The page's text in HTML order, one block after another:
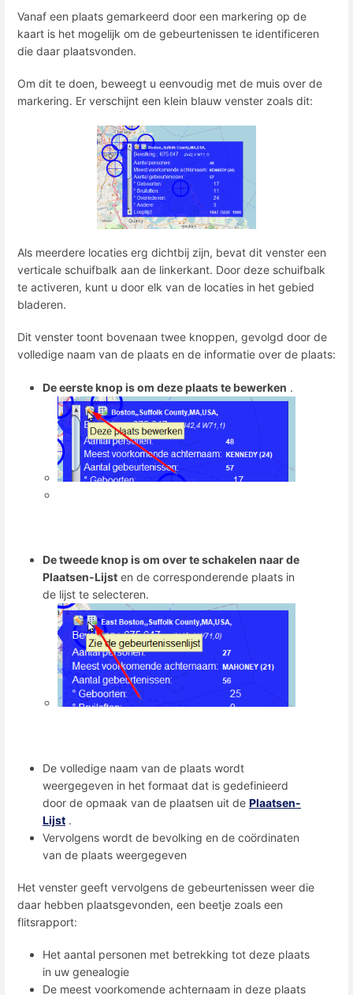
Vanaf een plaats gemarkeerd door een markering op de
kaart is het mogelijk om de gebeurtenissen te identificeren
die daar plaatsvonden.
Om dit te doen, beweegt u eenvoudig met de muis over de
markering. Er verschijnt een klein blauw venster zoals dit:
Als meerdere locaties erg dichtbij zijn, bevat dit venster een
verticale schuifbalk aan de linkerkant. Door deze schuifbalk
te activeren, kunt u door elk van de locaties in het gebied
bladeren.
Dit venster toont bovenaan twee knoppen, gevolgd door de
volledige naam van de plaats en de informatie over de plaats:
De eerste knop is om deze plaats te bewerken .
De tweede knop is om over te schakelen naar de
Plaatsen-Lijst en de corresponderende plaats in
de lijst te selecteren.
De volledige naam van de plaats wordt
weergegeven in het formaat dat is gedefinieerd
door de opmaak van de plaatsen uit de Plaatsen-
Lijst .
Vervolgens wordt de bevolking en de coördinaten
van de plaats weergegeven
Het venster geeft vervolgens de gebeurtenissen weer die
daar hebben plaatsgevonden, een beetje zoals een
flitsrapport:
Het aantal personen met betrekking tot deze plaats
in uw genealogie
De meest voorkomende achternaam in deze plaats